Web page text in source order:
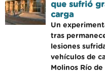
que sufrió
carga
Un
tras
lesiones
vehículos de
Molinos Río de